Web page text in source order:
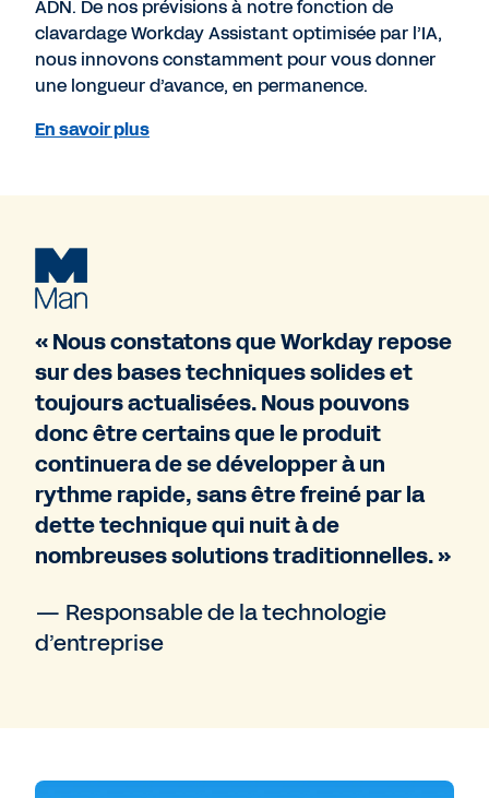
ADN. De nos prévisions à notre fonction de
clavardage Workday Assistant optimisée par l’IA,
nous innovons constamment pour vous donner
une longueur d’avance, en permanence.
En savoir plus
« Nous constatons que Workday repose
sur des bases techniques solides et
toujours actualisées. Nous pouvons
donc être certains que le produit
continuera de se développer à un
rythme rapide, sans être freiné par la
dette technique qui nuit à de
nombreuses solutions traditionnelles. »
— Responsable de la technologie
d’entreprise